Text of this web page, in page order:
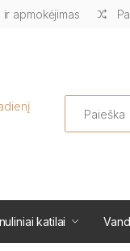
ir apmokėjimas
Search
katilai